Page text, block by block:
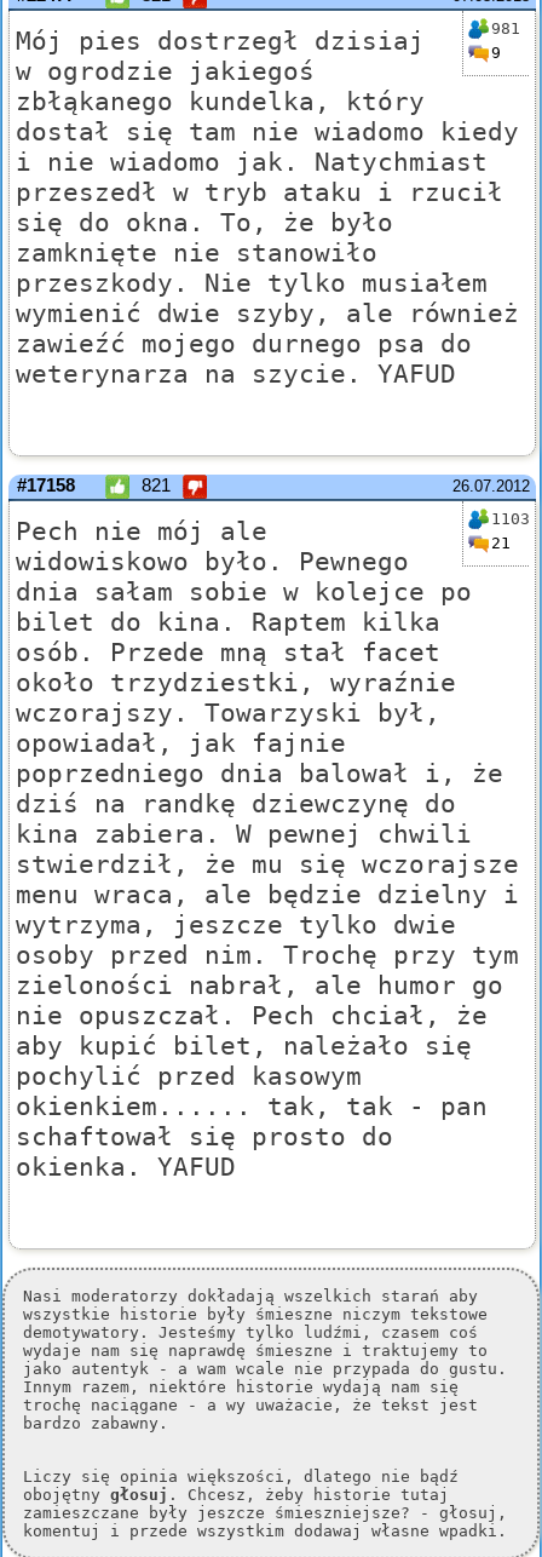
981
9
Mój pies dostrzegł dzisiaj
w ogrodzie jakiegoś
zbłąkanego kundelka, który
dostał się tam nie wiadomo kiedy
i nie wiadomo jak. Natychmiast
przeszedł w tryb ataku i rzucił
się do okna. To, że było
zamknięte nie stanowiło
przeszkody. Nie tylko musiałem
wymienić dwie szyby, ale również
zawieźć mojego durnego psa do
weterynarza na szycie. YAFUD
26.07.2012
#17158 821
1103
21
Pech nie mój ale
widowiskowo było. Pewnego
dnia sałam sobie w kolejce po
bilet do kina. Raptem kilka
osób. Przede mną stał facet
około trzydziestki, wyraźnie
wczorajszy. Towarzyski był,
opowiadał, jak fajnie
poprzedniego dnia balował i, że
dziś na randkę dziewczynę do
kina zabiera. W pewnej chwili
stwierdził, że mu się wczorajsze
menu wraca, ale będzie dzielny i
wytrzyma, jeszcze tylko dwie
osoby przed nim. Trochę przy tym
zieloności nabrał, ale humor go
nie opuszczał. Pech chciał, że
aby kupić bilet, należało się
pochylić przed kasowym
okienkiem...... tak, tak - pan
schaftował się prosto do
okienka. YAFUD
Nasi moderatorzy dokładają wszelkich starań aby
wszystkie historie były śmieszne niczym tekstowe
demotywatory. Jesteśmy tylko ludźmi, czasem coś
wydaje nam się naprawdę śmieszne i traktujemy to
jako autentyk - a wam wcale nie przypada do gustu.
Innym razem, niektóre historie wydają nam się
trochę naciągane - a wy uważacie, że tekst jest
bardzo zabawny.
Liczy się opinia większości, dlatego nie bądź
obojętny głosuj . Chcesz, żeby historie tutaj
zamieszczane były jeszcze śmieszniejsze? - głosuj,
komentuj i przede wszystkim dodawaj własne wpadki.